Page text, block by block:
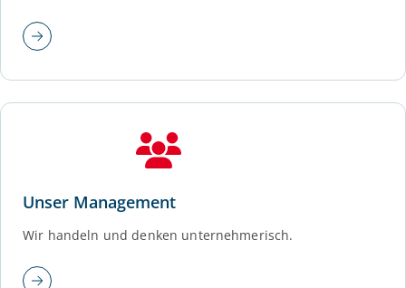
Unser Management
Wir handeln und denken unternehmerisch.